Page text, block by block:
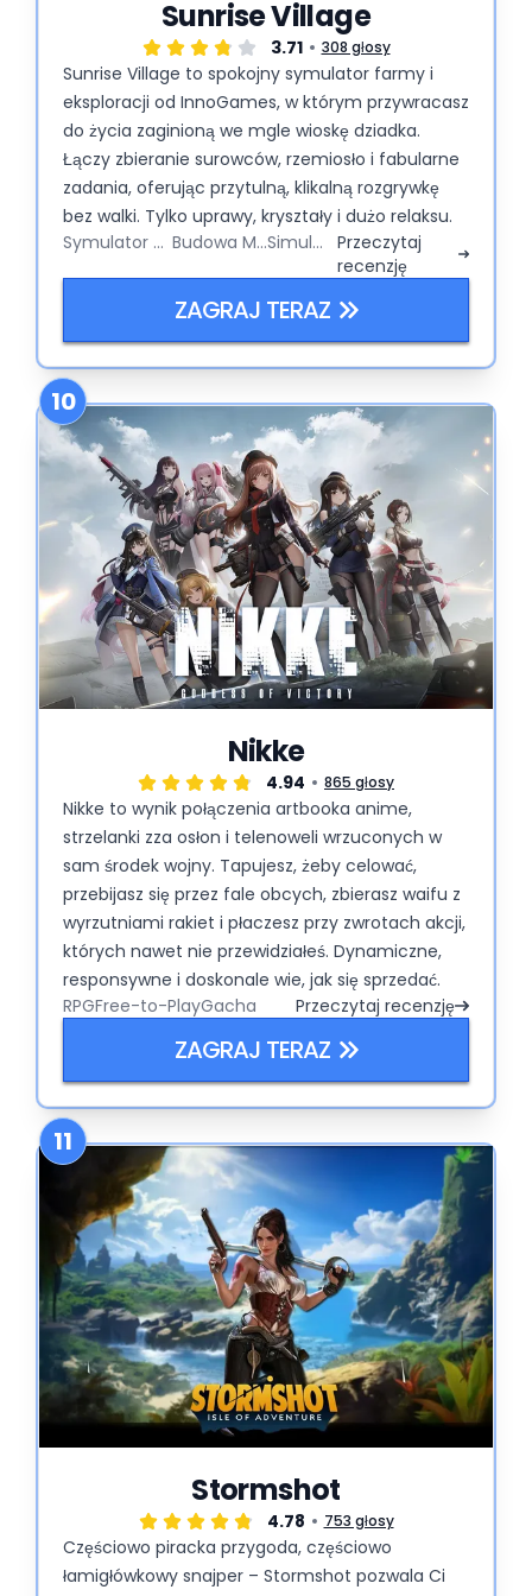
Sunrise Village
3.71 308 głosy
Sunrise Village to spokojny symulator farmy i
eksploracji od InnoGames, w którym przywracasz
do życia zaginioną we mgle wioskę dziadka.
Łączy zbieranie surowców, rzemiosło i fabularne
zadania, oferując przytulną, klikalną rozgrywkę
bez walki. Tylko uprawy, kryształy i dużo relaksu.
Symulator Farmy
Budowa Miasta Simulator
Przeczytaj
recenzję
ZAGRAJ TERAZ
10
Nikke
4.94 865 głosy
Nikke to wynik połączenia artbooka anime,
strzelanki zza osłon i telenoweli wrzuconych w
sam środek wojny. Tapujesz, żeby celować,
przebijasz się przez fale obcych, zbierasz waifu z
wyrzutniami rakiet i płaczesz przy zwrotach akcji,
których nawet nie przewidziałeś. Dynamiczne,
responsywne i doskonale wie, jak się sprzedać.
RPGFree-to-PlayGacha Przeczytaj recenzję
ZAGRAJ TERAZ
11
Stormshot
4.78 753 głosy
Częściowo piracka przygoda, częściowo
łamigłówkowy snajper – Stormshot pozwala Ci